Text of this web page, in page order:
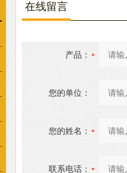
在线留言
产品：
您的单位：
您的姓名：
联系电话：